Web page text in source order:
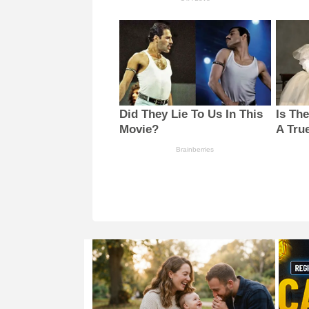
Did They Lie To Us In This
Movie?
Brainberries
Is
A